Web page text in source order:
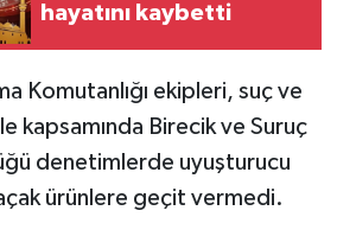
hayatını kaybetti
Komutanlığı ekipleri, suç ve
kapsamında Birecik ve Suruç
denetimlerde uyuşturucu
ürünlere geçit vermedi.